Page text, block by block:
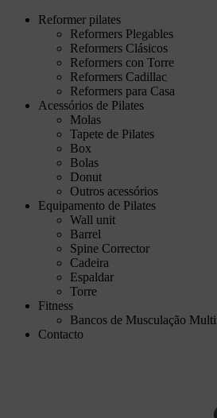
Reformer pilates
Reformers Plegables
Reformers Clásicos
Reformers con Torre
Reformers Cadillac
Reformers para Casa
Acessórios de Pilates
Molas
Tapete de Pilates
Box
Bolas
Donut
Outros acessórios
Equipamento de Pilates
Wall unit
Barrel
Spine Corrector
Cadeira
Espaldar
Torre
Fitness
Bancos de Musculação
Contacto